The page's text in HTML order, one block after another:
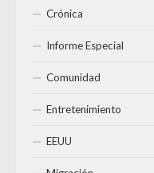
Crónica
Informe Especial
Comunidad
Entretenimiento
EEUU